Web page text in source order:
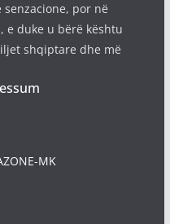
por në
e duke u bërë kështu
shqiptare dhe më
MK